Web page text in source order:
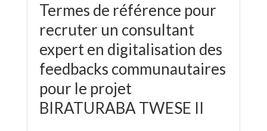
Termes de référence pour
recruter un consultant
expert en digitalisation des
feedbacks communautaires
pour le projet
BIRATURABA TWESE II